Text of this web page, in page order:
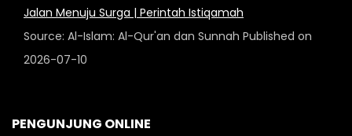
Jalan Menuju Surga | Perintah Istiqamah
Source: Al-Islam: Al-Qur'an dan Sunnah Published on
2026-07-10
PENGUNJUNG ONLINE